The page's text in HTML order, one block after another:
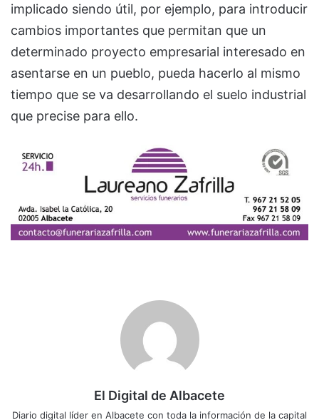
implicado siendo útil, por ejemplo, para introducir
cambios importantes que permitan que un
determinado proyecto empresarial interesado en
asentarse en un pueblo, pueda hacerlo al mismo
tiempo que se va desarrollando el suelo industrial
que precise para ello.
El Digital de Albacete
Diario digital líder en Albacete con toda la información de la capital